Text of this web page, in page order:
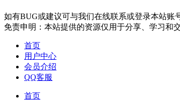
如有BUG或建议可与我们在线联系或登录本站账
免责申明：本站提供的资源仅用于分享、学习和
首页
用户中心
会员介绍
QQ客服
首页